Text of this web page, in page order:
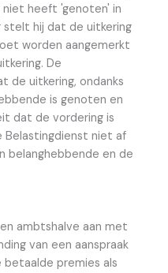
niet heeft 'genoten' in
stelt hij dat de uitkering
worden aangemerkt
De
de uitkering, ondanks
is genoten en
dat de vordering is
Belastingdienst niet af
belanghebbende en de
ambtshalve aan met
van een aanspraak
betaalde premies als